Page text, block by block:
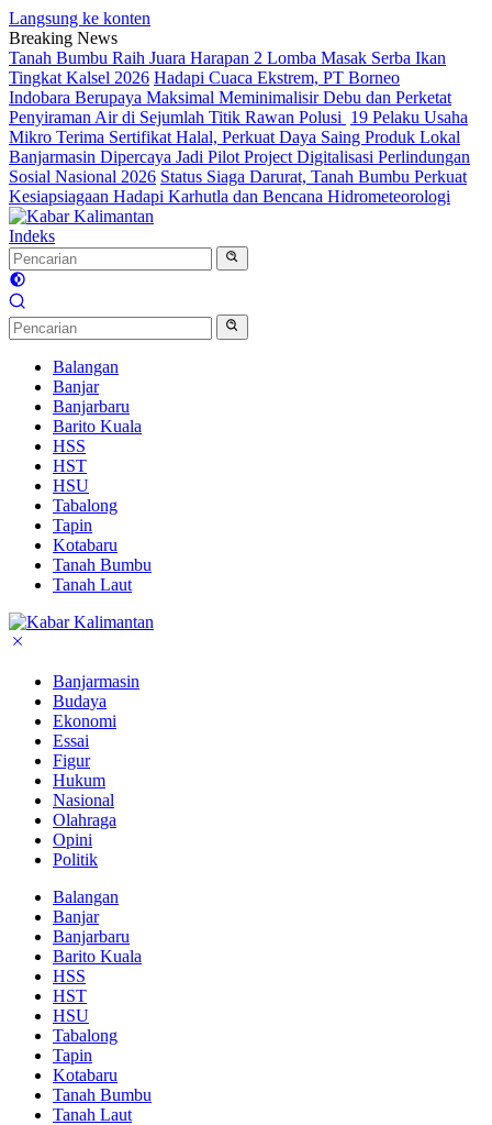
Langsung ke konten
Breaking News
Tanah Bumbu Raih Juara Harapan 2 Lomba Masak Serba Ikan
Tingkat Kalsel 2026 Hadapi Cuaca Ekstrem, PT Borneo
Indobara Berupaya Maksimal Meminimalisir Debu dan Perketat
Penyiraman Air di Sejumlah Titik Rawan Polusi 19 Pelaku Usaha
Mikro Terima Sertifikat Halal, Perkuat Daya Saing Produk Lokal
Banjarmasin Dipercaya Jadi Pilot Project Digitalisasi Perlindungan
Sosial Nasional 2026 Status Siaga Darurat, Tanah Bumbu Perkuat
Kesiapsiagaan Hadapi Karhutla dan Bencana Hidrometeorologi
Indeks
Balangan
Banjar
Banjarbaru
Barito Kuala
HSS
HST
HSU
Tabalong
Tapin
Kotabaru
Tanah Bumbu
Tanah Laut
Banjarmasin
Budaya
Ekonomi
Essai
Figur
Hukum
Nasional
Olahraga
Opini
Politik
Balangan
Banjar
Banjarbaru
Barito Kuala
HSS
HST
HSU
Tabalong
Tapin
Kotabaru
Tanah Bumbu
Tanah Laut